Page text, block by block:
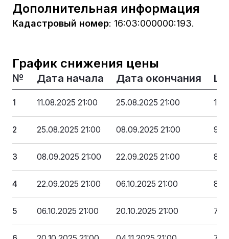
Дополнительная информация
Кадастровый номер: 16:03:000000:193.
График снижения цены
№ Дата начала Дата окончания
1 11.08.2025 21:00 25.08.2025 21:00 105
2 25.08.2025 21:00 08.09.2025 21:00 94
3 08.09.2025 21:00 22.09.2025 21:00 89
4 22.09.2025 21:00 06.10.2025 21:00 84
5 06.10.2025 21:00 20.10.2025 21:00 79